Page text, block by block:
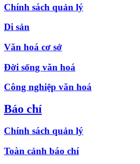
Chính sách quản lý
Di sản
Văn hoá cơ sở
Đời sống văn hoá
Công nghiệp văn hoá
Báo chí
Chính sách quản lý
Toàn cảnh báo chí